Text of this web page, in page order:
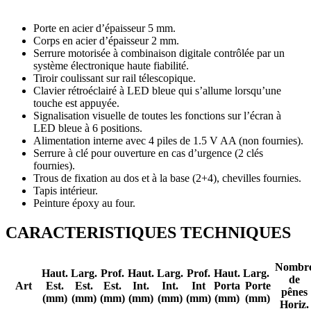
Porte en acier d’épaisseur 5 mm.
Corps en acier d’épaisseur 2 mm.
Serrure motorisée à combinaison digitale contrôlée par un
système électronique haute fiabilité.
Tiroir coulissant sur rail télescopique.
Clavier rétroéclairé à LED bleue qui s’allume lorsqu’une
touche est appuyée.
Signalisation visuelle de toutes les fonctions sur l’écran à
LED bleue à 6 positions.
Alimentation interne avec 4 piles de 1.5 V AA (non fournies).
Serrure à clé pour ouverture en cas d’urgence (2 clés
fournies).
Trous de fixation au dos et à la base (2+4), chevilles fournies.
Tapis intérieur.
Peinture époxy au four.
CARACTERISTIQUES TECHNIQUES
Art
Haut.
Est.
(mm)
Larg.
Est.
(mm)
Prof.
Est.
(mm)
Haut.
Int.
(mm)
Larg.
Int.
(mm)
Prof.
Int
(mm)
Haut.
Porta
(mm)
Larg.
Porte
(mm)
de
pênes
Horiz.